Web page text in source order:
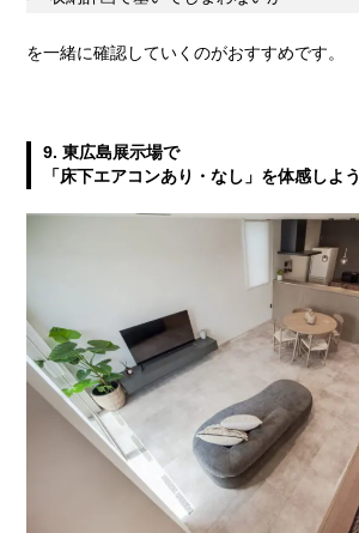
を一緒に確認していくのがおすすめです。
9. 東広島展示場で
「床下エアコンあり・なし」を体感しよう